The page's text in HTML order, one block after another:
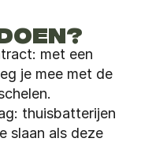
met een
je mee met de
thuisbatterijen
slaan als deze